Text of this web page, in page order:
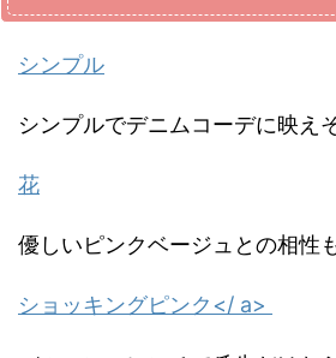
シンプル
シンプルでデニムコーデに映え
花
優しいピンクベージュとの相性
ショッキングピンク</ a>